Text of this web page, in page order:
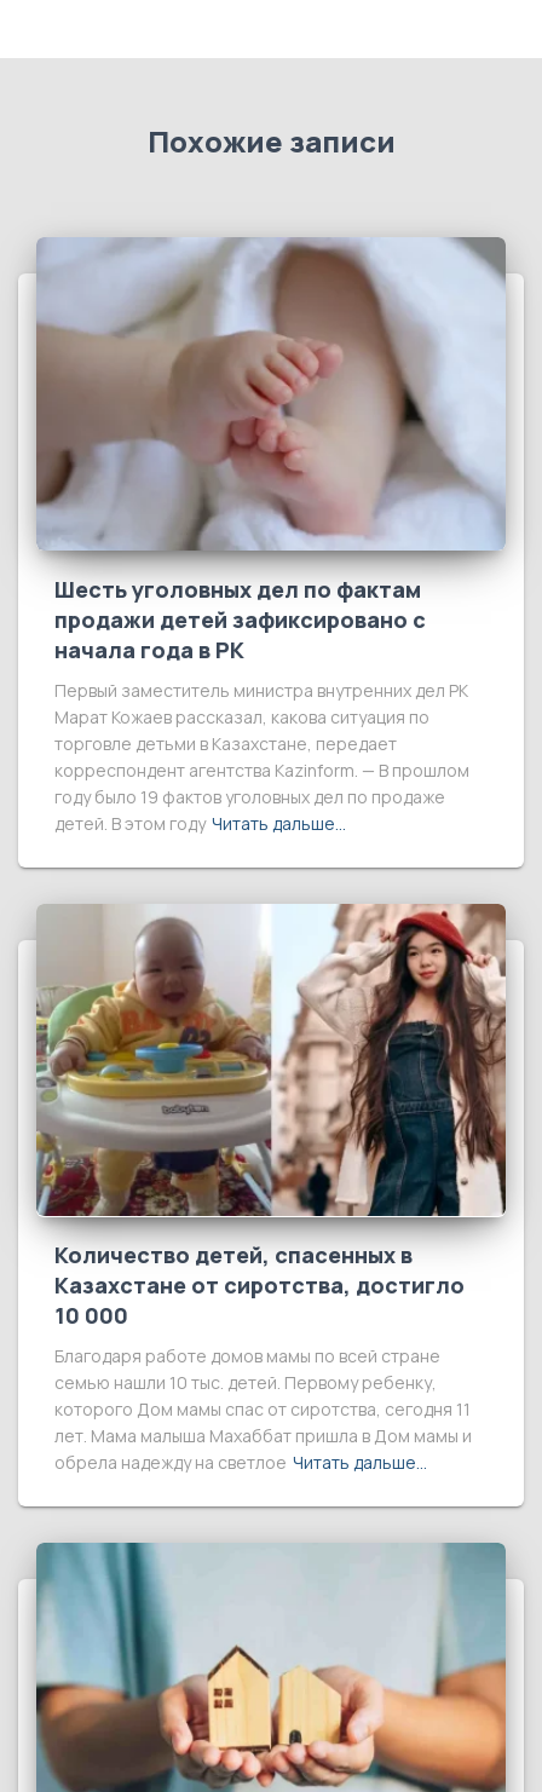
Похожие записи
Шесть уголовных дел по фактам
продажи детей зафиксировано с
начала года в РК
Первый заместитель министра внутренних дел РК
Марат Кожаев рассказал, какова ситуация по
торговле детьми в Казахстане, передает
корреспондент агентства Kazinform. — В прошлом
году было 19 фактов уголовных дел по продаже
детей. В этом году Читать дальше…
Количество детей, спасенных в
Казахстане от сиротства, достигло
10 000
Благодаря работе домов мамы по всей стране
семью нашли 10 тыс. детей. Первому ребенку,
которого Дом мамы спас от сиротства, сегодня 11
лет. Мама малыша Махаббат пришла в Дом мамы и
обрела надежду на светлое Читать дальше…